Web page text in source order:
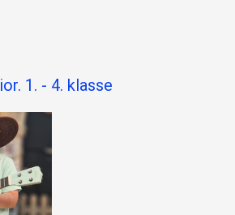
1. - 4. klasse